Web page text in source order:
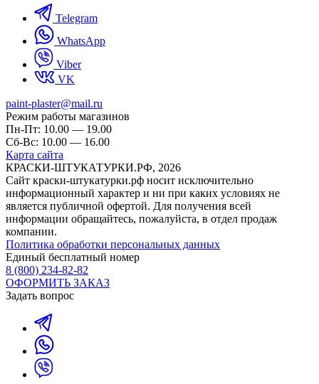
Telegram
WhatsApp
Viber
VK
paint-plaster@mail.ru
Режим работы магазинов
Пн-Пт: 10.00 — 19.00
Сб-Вс: 10.00 — 16.00
Карта сайта
КРАСКИ-ШТУКАТУРКИ.РФ, 2026
Cайт краски-штукатурки.рф носит исключительно
информационный характер и ни при каких условиях не
является публичной офертой. Для получения всей
информации обращайтесь, пожалуйста, в отдел продаж
компании.
Политика обработки персональных данных
Единый бесплатный номер
8 (800) 234-82-82
ОФОРМИТЬ ЗАКАЗ
Задать вопрос